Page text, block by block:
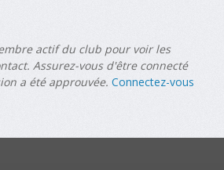
actif du club pour voir les
Assurez-vous d'être connecté
a été approuvée. Connectez-vous